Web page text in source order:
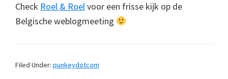
Check Roel & Roelvoor een frisse kijk op de
Belgische weblogmeeting
Filed Under: punkeydotcom